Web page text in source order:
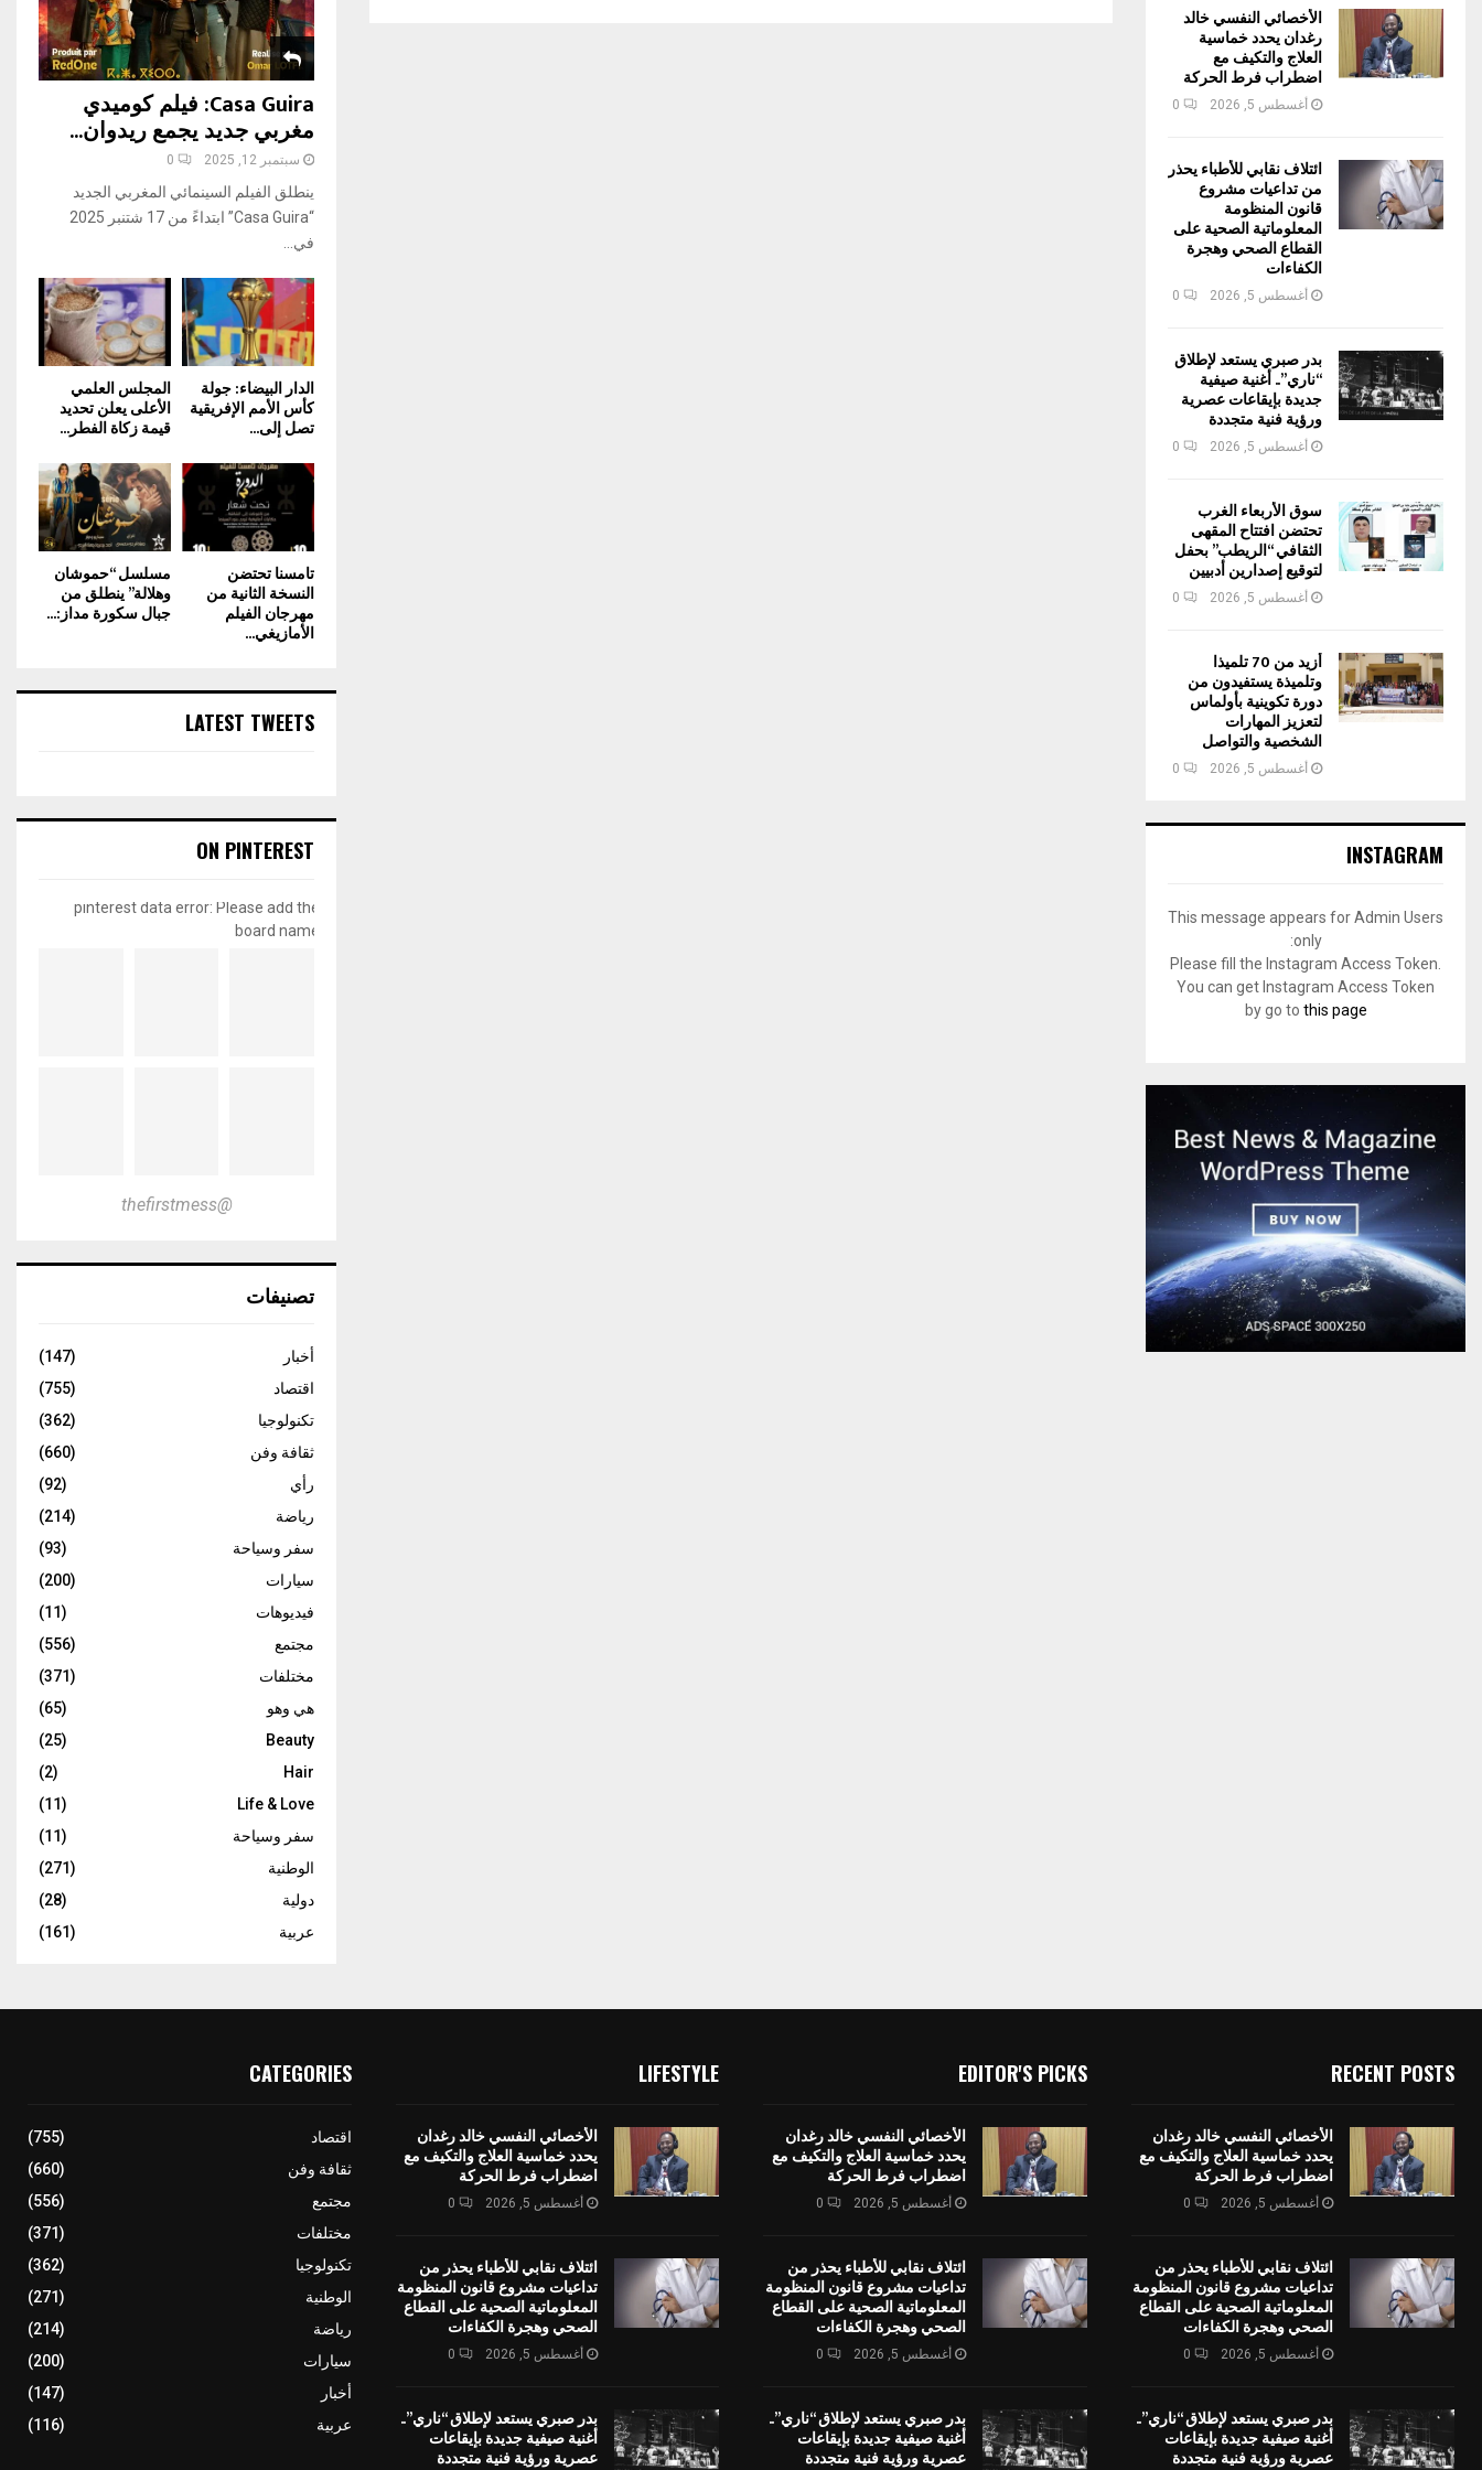
الأخصائي النفسي خالد
رغدان يحدد خماسية
العلاج والتكيف مع
اضطراب فرط الحركة
أغسطس 5, 2026 0
ائتلاف نقابي للأطباء يحذر
من تداعيات مشروع
قانون المنظومة
المعلوماتية الصحية على
القطاع الصحي وهجرة
الكفاءات
أغسطس 5, 2026 0
بدر صبري يستعد لإطلاق
“ناري”.. أغنية صيفية
جديدة بإيقاعات عصرية
ورؤية فنية متجددة
أغسطس 5, 2026 0
سوق الأربعاء الغرب
تحتضن افتتاح المقهى
الثقافي “الريطب” بحفل
لتوقيع إصدارين أدبيين
أغسطس 5, 2026 0
أزيد من 70 تلميذا
وتلميذة يستفيدون من
دورة تكوينية بأولماس
لتعزيز المهارات
الشخصية والتواصل
أغسطس 5, 2026 0
INSTAGRAM
This message appears for Admin Users
only:
Please fill the Instagram Access Token.
You can get Instagram Access Token
by go to this page
Casa Guira: فيلم كوميدي
مغربي جديد يجمع ريدوان...
سبتمبر 12, 2025 0
ينطلق الفيلم السينمائي المغربي الجديد
“Casa Guira” ابتداءً من 17 شتنبر 2025
في...
المجلس العلمي
الأعلى يعلن تحديد
قيمة زكاة الفطر...
الدار البيضاء: جولة
كأس الأمم الإفريقية
تصل إلى...
مسلسل “حموشان
وهلالة” ينطلق من
جبال سكورة مداز:...
تامسنا تحتضن
النسخة الثانية من
مهرجان الفيلم
الأمازيغي...
LATEST TWEETS
ON PINTEREST
pinterest data error: Please add the
board name
@thefirstmess
تصنيفات
أخبار
(147)
اقتصاد
(755)
تكنولوجيا
(362)
ثقافة وفن
(660)
رأي
(92)
رياضة
(214)
سفر وسياحة
(93)
سيارات
(200)
فيديوهات
(11)
مجتمع
(556)
مختلفات
(371)
هي وهو
(65)
Beauty
(25)
Hair
(2)
Life & Love
(11)
سفر وسياحة
(11)
الوطنية
(271)
دولية
(28)
عربية
(161)
RECENT POSTS
الأخصائي النفسي خالد رغدان
يحدد خماسية العلاج والتكيف مع
اضطراب فرط الحركة
أغسطس 5, 2026 0
ائتلاف نقابي للأطباء يحذر من
تداعيات مشروع قانون المنظومة
المعلوماتية الصحية على القطاع
الصحي وهجرة الكفاءات
أغسطس 5, 2026 0
بدر صبري يستعد لإطلاق “ناري”..
أغنية صيفية جديدة بإيقاعات
عصرية ورؤية فنية متجددة
EDITOR'S PICKS
الأخصائي النفسي خالد رغدان
يحدد خماسية العلاج والتكيف مع
اضطراب فرط الحركة
أغسطس 5, 2026 0
ائتلاف نقابي للأطباء يحذر من
تداعيات مشروع قانون المنظومة
المعلوماتية الصحية على القطاع
الصحي وهجرة الكفاءات
أغسطس 5, 2026 0
بدر صبري يستعد لإطلاق “ناري”..
أغنية صيفية جديدة بإيقاعات
عصرية ورؤية فنية متجددة
LIFESTYLE
الأخصائي النفسي خالد رغدان
يحدد خماسية العلاج والتكيف مع
اضطراب فرط الحركة
أغسطس 5, 2026 0
ائتلاف نقابي للأطباء يحذر من
تداعيات مشروع قانون المنظومة
المعلوماتية الصحية على القطاع
الصحي وهجرة الكفاءات
أغسطس 5, 2026 0
بدر صبري يستعد لإطلاق “ناري”..
أغنية صيفية جديدة بإيقاعات
عصرية ورؤية فنية متجددة
CATEGORIES
اقتصاد
(755)
ثقافة وفن
(660)
مجتمع
(556)
مختلفات
(371)
تكنولوجيا
(362)
الوطنية
(271)
رياضة
(214)
سيارات
(200)
أخبار
(147)
عربية
(116)